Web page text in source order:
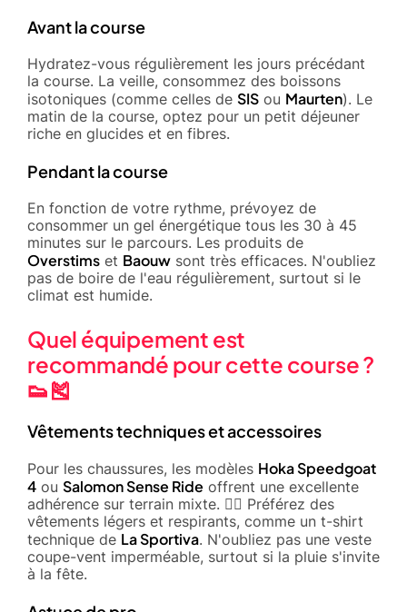
Avant la course
Hydratez-vous régulièrement les jours précédant
la course. La veille, consommez des boissons
isotoniques (comme celles de SIS ou Maurten). Le
matin de la course, optez pour un petit déjeuner
riche en glucides et en fibres.
Pendant la course
En fonction de votre rythme, prévoyez de
consommer un gel énergétique tous les 30 à 45
minutes sur le parcours. Les produits de
Overstims et Baouw sont très efficaces. N'oubliez
pas de boire de l'eau régulièrement, surtout si le
climat est humide.
Quel équipement est
recommandé pour cette course ?
👟🎽
Vêtements techniques et accessoires
Pour les chaussures, les modèles Hoka Speedgoat
4 ou Salomon Sense Ride offrent une excellente
adhérence sur terrain mixte. 🏃‍♂️ Préférez des
vêtements légers et respirants, comme un t-shirt
technique de La Sportiva. N'oubliez pas une veste
coupe-vent imperméable, surtout si la pluie s'invite
à la fête.